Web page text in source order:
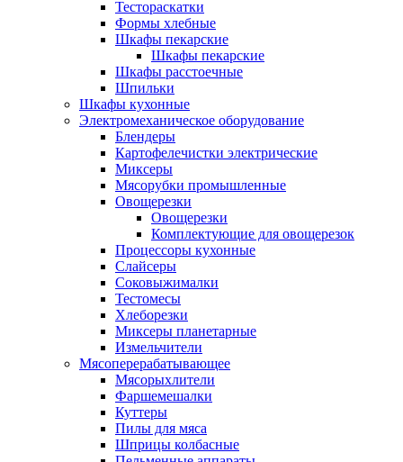
Тестораскатки
Формы хлебные
Шкафы пекарские
Шкафы пекарские
Шкафы расстоечные
Шпильки
Шкафы кухонные
Электромеханическое оборудование
Блендеры
Картофелечистки электрические
Миксеры
Мясорубки промышленные
Овощерезки
Овощерезки
Комплектующие для овощерезок
Процессоры кухонные
Слайсеры
Соковыжималки
Тестомесы
Хлеборезки
Миксеры планетарные
Измельчители
Мясоперерабатывающее
Мясорыхлители
Фаршемешалки
Куттеры
Пилы для мяса
Шприцы колбасные